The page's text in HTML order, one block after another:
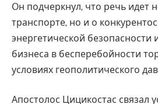
Он подчеркнул, что речь идет
транспорте, но и о
энергетической безопасности
бизнеса в бесперебойности
условиях геополитического
Апостолос Цицикостас связал